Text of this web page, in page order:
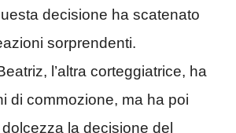
decisione ha scatenato
sorprendenti.
l’altra corteggiatrice, ha
di commozione, ma ha poi
la decisione del